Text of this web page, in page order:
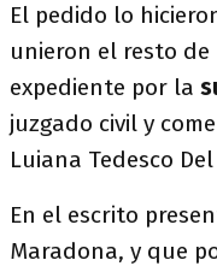
El pedido lo
unieron el resto de
expediente por la
juzgado civil y
Luiana Tedesco
En el escrito
Maradona, y que